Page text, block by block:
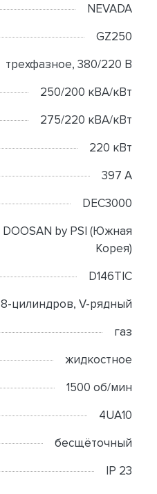
NEVADA
GZ250
трехфазное, 380/220 В
250/200 кВА/кВт
275/220 кВА/кВт
220 кВт
397 А
DEC3000
DOOSAN by PSI (Южная
Корея)
D146TIC
8-цилиндров, V-рядный
газ
жидкостное
1500 об/мин
4UA10
бесщёточный
IP 23